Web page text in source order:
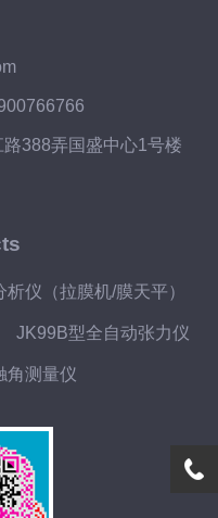
388弄国盛中心1号楼
仪（拉膜机/膜天平）
JK99B型全自动张力仪
角测量仪